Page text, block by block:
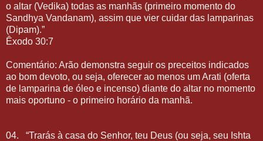
o altar (Vedika) todas as manhãs (primeiro momento do
Sandhya Vandanam), assim que vier cuidar das lamparinas
(Dipam).”
Êxodo 30:7
Comentário: Arão demonstra seguir os preceitos indicados
ao bom devoto, ou seja, oferecer ao menos um Arati (oferta
de lamparina de óleo e incenso) diante do altar no momento
mais oportuno - o primeiro horário da manhã.
04.
“Trarás à casa do Senhor, teu Deus (ou seja, seu Ishta